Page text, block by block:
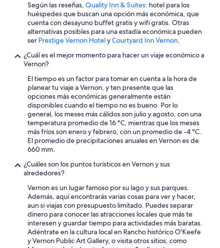
cambios.
Aplican
términos
adicionales.
Según las reseñas, Quality Inn & Suites: hotel para los
huéspedes que buscan una opción más económica, que
cuenta con desayuno buffet gratis y wifi gratis. Otras
alternativas posibles para una estadía económica pueden
ser Prestige Vernon HotelyCourtyard Inn Vernon.
¿Cuál es el mejor momento para hacer un viaje económico a
Vernon?
El tiempo es un factor para tomar en cuenta a la hora de
planear tu viaje a Vernon, y ten presente que las
opciones más económicas generalmente están
disponibles cuando el tiempo no es bueno. Por lo
general, los meses más cálidos son julio y agosto, con una
temperatura promedio de 16 °C, mientras que los meses
más fríos son enero y febrero, con un promedio de -4 °C.
El promedio de precipitaciones anuales en Vernon es de
660 mm.
¿Cuáles son los puntos turísticos en Vernon y sus
alrededores?
Vernon es un lugar famoso por su lago y sus parques.
Además, aquí encontrarás varias cosas para ver y hacer,
aun si viajas con presupuesto limitado. Puedes separar
dinero para conocer las atracciones locales que más te
interesen y guardar tiempo para actividades más baratas.
Adéntrate en la cultura local en Rancho histórico O'Keefe
y Vernon Public Art Gallery, o visita otros sitios, como